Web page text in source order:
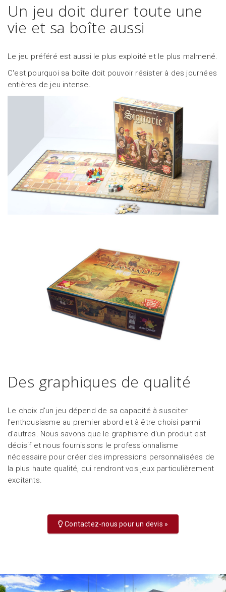
Un jeu doit durer toute une
vie et sa boîte aussi
Le jeu préféré est aussi le plus exploité et le plus malmené.
C'est pourquoi sa boîte doit pouvoir résister à des journées
entières de jeu intense.
Des graphiques de qualité
Le choix d'un jeu dépend de sa capacité à susciter
l'enthousiasme au premier abord et à être choisi parmi
d'autres. Nous savons que le graphisme d'un produit est
décisif et nous fournissons le professionnalisme
nécessaire pour créer des impressions personnalisées de
la plus haute qualité, qui rendront vos jeux particulièrement
excitants.
Contactez-nous pour un devis »